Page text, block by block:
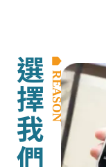
REASON
選擇我們